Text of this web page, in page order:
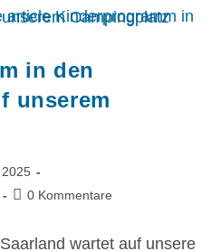
in den
unserem
0 Kommentare
wartet auf unsere